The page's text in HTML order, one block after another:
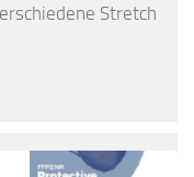
Stretch